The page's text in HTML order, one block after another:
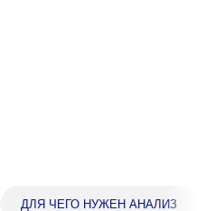
ДЛЯ ЧЕГО НУЖЕН АНАЛИЗ